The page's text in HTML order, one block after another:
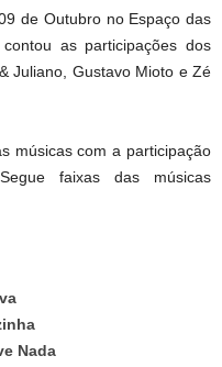
de Outubro no Espaço das
as participações dos
Juliano, Gustavo Mioto e Zé
músicas com a participação
faixas das músicas
Nada